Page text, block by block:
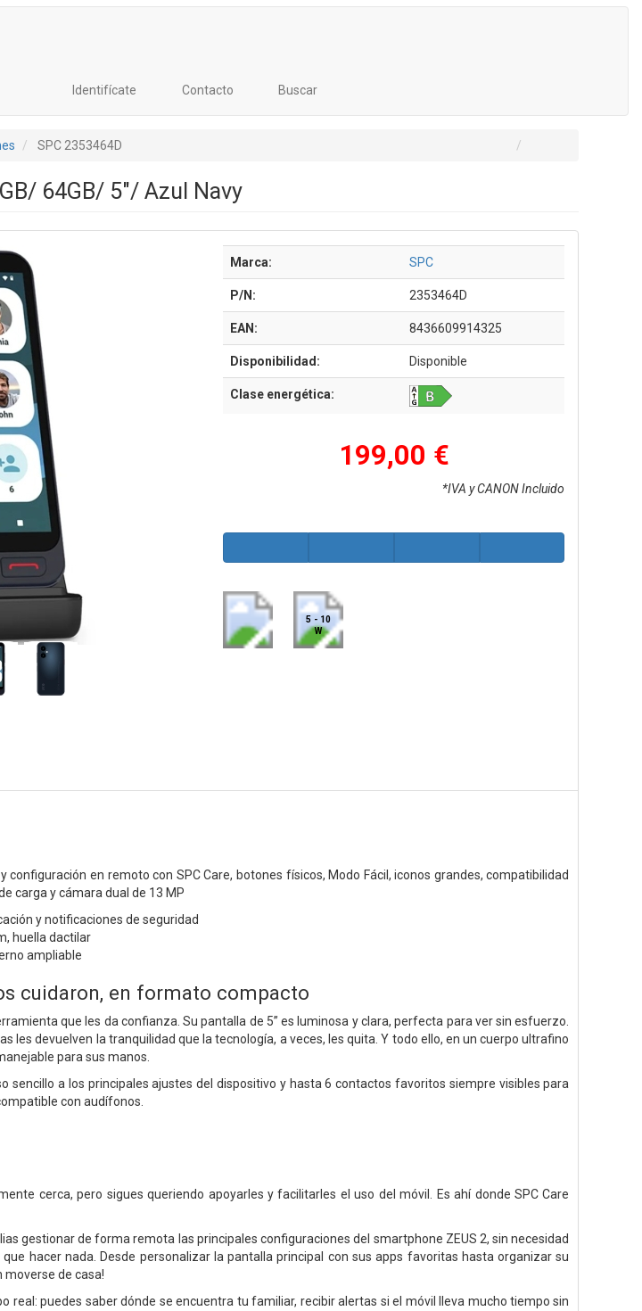
Identifícate Contacto Buscar
SPC 2353464D
64GB/ 5"/ Azul Navy
Marca: SPC
P/N: 2353464D
EAN: 8436609914325
Disponibilidad: Disponible
Clase energética:
199,00 €
*IVA y CANON Incluido
5 - 10
W
configuración en remoto con SPC Care, botones físicos, Modo Fácil, iconos grandes, compatibilidad
carga y cámara dual de 13 MP
y notificaciones de seguridad
huella dactilar
ampliable
cuidaron, en formato compacto
que les da confianza. Su pantalla de 5” es luminosa y clara, perfecta para ver sin esfuerzo.
les devuelven la tranquilidad que la tecnología, a veces, les quita. Y todo ello, en un cuerpo ultrafino
para sus manos.
sencillo a los principales ajustes del dispositivo y hasta 6 contactos favoritos siempre visibles para
con audífonos.
cerca, pero sigues queriendo apoyarles y facilitarles el uso del móvil. Es ahí donde SPC Care
gestionar de forma remota las principales configuraciones del smartphone ZEUS 2, sin necesidad
hacer nada. Desde personalizar la pantalla principal con sus apps favoritas hasta organizar su
moverse de casa!
real: puedes saber dónde se encuentra tu familiar, recibir alertas si el móvil lleva mucho tiempo sin